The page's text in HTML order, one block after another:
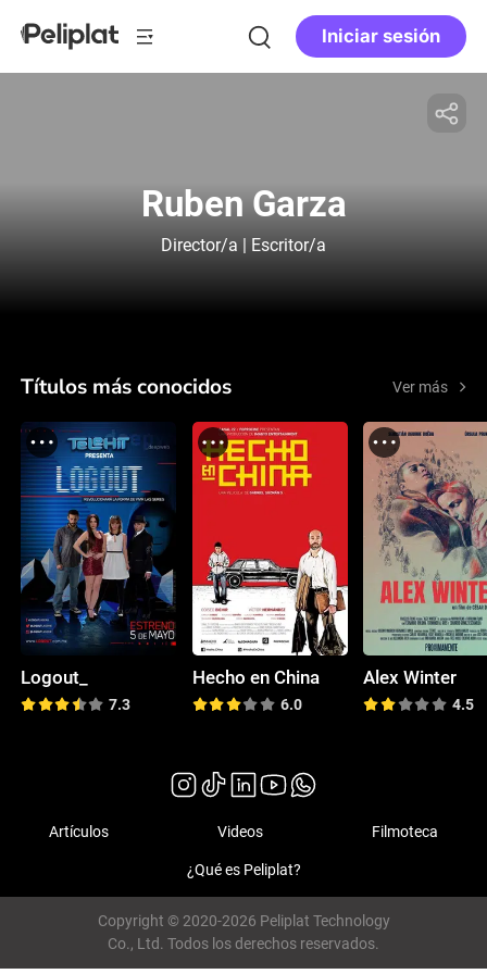
Iniciar sesión
Ruben Garza
Director/a | Escritor/a
Títulos más conocidos Ver más
Logout_
7.3
Hecho en China
6.0
Alex Winter
4.5
Artículos Videos Filmoteca
¿Qué es Peliplat?
Copyright © 2020-2026 Peliplat Technology
Co., Ltd. Todos los derechos reservados.